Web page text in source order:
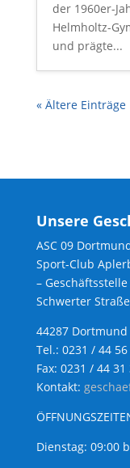
der 1960er-
Helmholtz-
und prägte...
« Ältere Einträge
Unsere
ASC 09
Sport-Club
– Geschäftsstelle
Schwerter
44287 Dortmund
Tel.: 0231 / 44 56
Fax: 0231 / 44 31
Kontakt:
Dienstag: 09:00